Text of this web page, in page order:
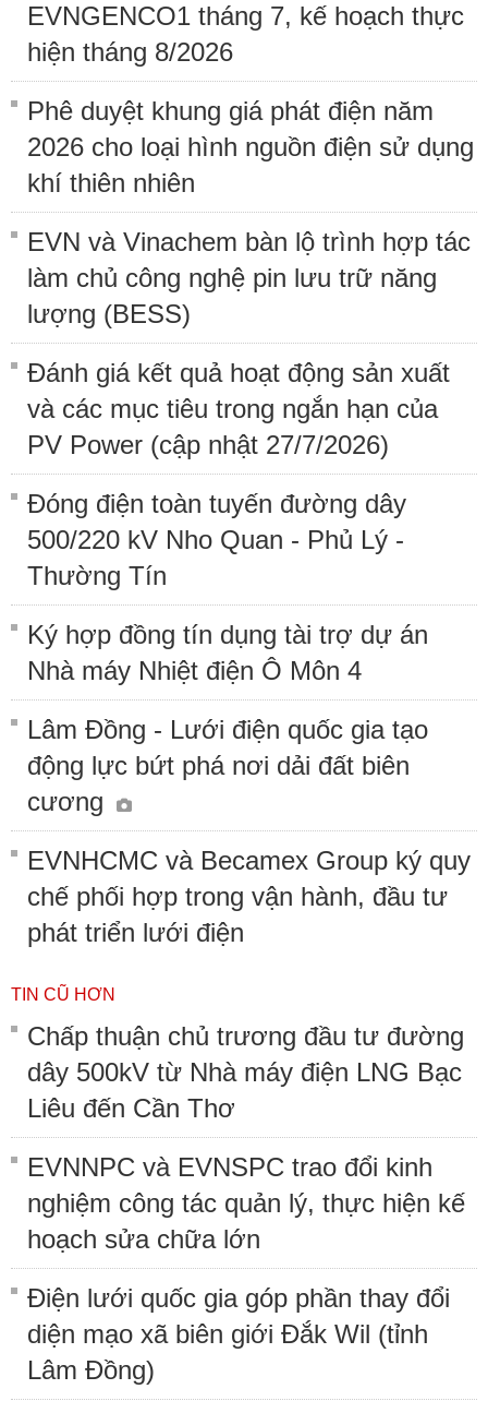
EVNGENCO1 tháng 7, kế hoạch thực
hiện tháng 8/2026
Phê duyệt khung giá phát điện năm
2026 cho loại hình nguồn điện sử dụng
khí thiên nhiên
EVN và Vinachem bàn lộ trình hợp tác
làm chủ công nghệ pin lưu trữ năng
lượng (BESS)
Đánh giá kết quả hoạt động sản xuất
và các mục tiêu trong ngắn hạn của
PV Power (cập nhật 27/7/2026)
Đóng điện toàn tuyến đường dây
500/220 kV Nho Quan - Phủ Lý -
Thường Tín
Ký hợp đồng tín dụng tài trợ dự án
Nhà máy Nhiệt điện Ô Môn 4
Lâm Đồng - Lưới điện quốc gia tạo
động lực bứt phá nơi dải đất biên
cương
EVNHCMC và Becamex Group ký quy
chế phối hợp trong vận hành, đầu tư
phát triển lưới điện
TIN CŨ HƠN
Chấp thuận chủ trương đầu tư đường
dây 500kV từ Nhà máy điện LNG Bạc
Liêu đến Cần Thơ
EVNNPC và EVNSPC trao đổi kinh
nghiệm công tác quản lý, thực hiện kế
hoạch sửa chữa lớn
Điện lưới quốc gia góp phần thay đổi
diện mạo xã biên giới Đắk Wil (tỉnh
Lâm Đồng)